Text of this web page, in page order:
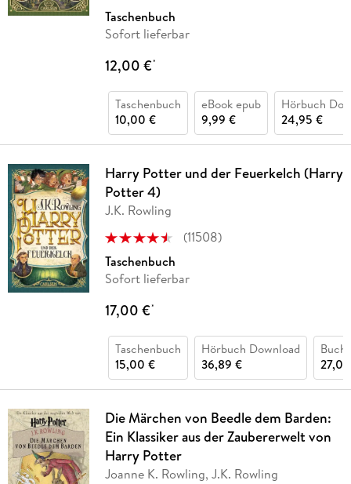
Taschenbuch
Sofort lieferbar
12,00 €*
Taschenbuch
10,00 €
eBook epub
9,99 €
Hörbuch
24,95 €
Harry Potter und der Feuerkelch (Harry
Potter 4)
J.K. Rowling
(11508)
Taschenbuch
Sofort lieferbar
17,00 €*
Taschenbuch
15,00 €
Hörbuch Download
36,89 €
Buch
Die Märchen von Beedle dem Barden:
Ein Klassiker aus der Zaubererwelt von
Harry Potter
Joanne K. Rowling, J.K. Rowling